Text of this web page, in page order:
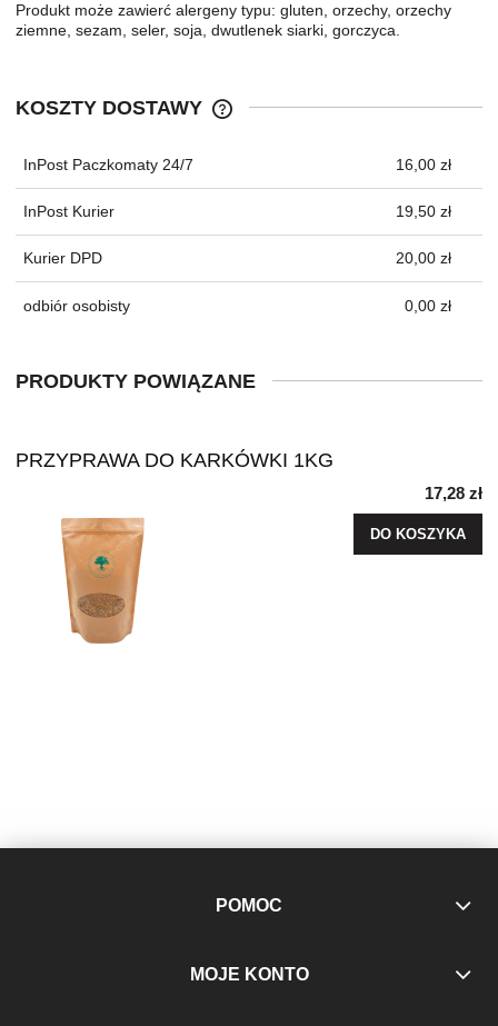
Produkt może zawierć alergeny typu: gluten, orzechy, orzechy
ziemne, sezam, seler, soja, dwutlenek siarki, gorczyca.
KOSZTY DOSTAWY
InPost Paczkomaty 24/7 16,00 zł
InPost Kurier 19,50 zł
Kurier DPD 20,00 zł
odbiór osobisty 0,00 zł
PRODUKTY POWIĄZANE
PRZYPRAWA DO KARKÓWKI 1KG
17,28 zł
DO KOSZYKA
POMOC
MOJE KONTO